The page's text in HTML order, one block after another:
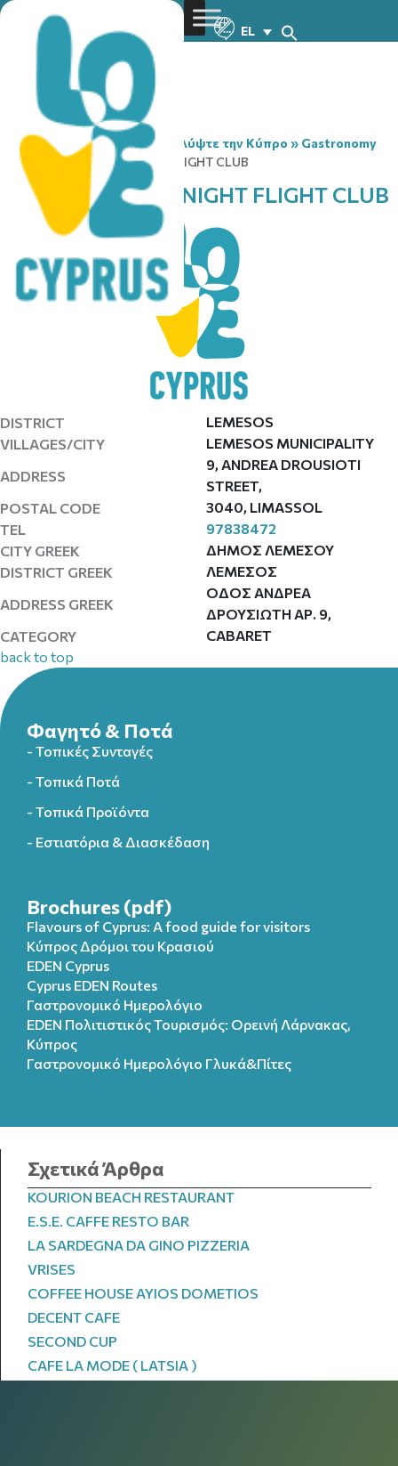
EL
You are here:Home» Ανακαλύψτε την Κύπρο » Gastronomy
» THEMA THEATRE NIGHT FLIGHT CLUB
THEMA THEATRE NIGHT FLIGHT CLUB
DISTRICT
LEMESOS
VILLAGES/CITY
LEMESOS MUNICIPALITY
ADDRESS
9, ANDREA DROUSIOTI
STREET,
POSTAL CODE
3040, LIMASSOL
TEL
97838472
CITY GREEK
ΔΗΜΟΣ ΛΕΜΕΣΟΥ
DISTRICT GREEK
ΛΕΜΕΣΟΣ
ADDRESS GREEK
ΟΔΟΣ ΑΝΔΡΕΑ
ΔΡΟΥΣΙΩΤΗ ΑΡ. 9,
CATEGORY
CABARET
back to top
Φαγητό & Ποτά
- Τοπικές Συνταγές
- Τοπικά Ποτά
- Τοπικά Προϊόντα
- Εστιατόρια & Διασκέδαση
Brochures (pdf)
Flavours of Cyprus: A food guide for visitors
Κύπρος Δρόμοι του Κρασιού
EDEN Cyprus
Cyprus EDEN Routes
Γαστρονομικό Ημερολόγιο
EDEN Πολιτιστικός Τουρισμός: Ορεινή Λάρνακας,
Κύπρος
Γαστρονομικό Ημερολόγιo Γλυκά&Πίτες
Σχετικά Άρθρα
KOURION BEACH RESTAURANT
E.S.E. CAFFE RESTO BAR
LA SARDEGNA DA GINO PIZZERIA
VRISES
COFFEE HOUSE AYIOS DOMETIOS
DECENT CAFE
SECOND CUP
CAFE LA MODE ( LATSIA )